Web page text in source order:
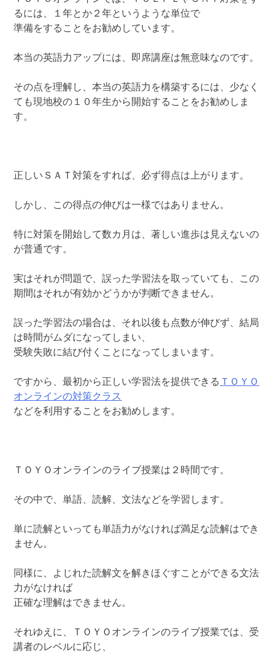
るには、１年とか２年というような単位で
準備をすることをお勧めしています。
本当の英語力アップには、即席講座は無意味なのです。
その点を理解し、本当の英語力を構築するには、少なく
ても現地校の１０年生から開始することをお勧めしま
す。
正しいＳＡＴ対策をすれば、必ず得点は上がります。
しかし、この得点の伸びは一様ではありません。
特に対策を開始して数カ月は、著しい進歩は見えないの
が普通です。
実はそれが問題で、誤った学習法を取っていても、この
期間はそれが有効かどうかが判断できません。
誤った学習法の場合は、それ以後も点数が伸びず、結局
は時間がムダになってしまい、
受験失敗に結び付くことになってしまいます。
ですから、最初から正しい学習法を提供できる ＴＯＹＯ
オンラインの対策クラス
などを利用することをお勧めします。
ＴＯＹＯオンラインのライブ授業は２時間です。
その中で、単語、読解、文法などを学習します。
単に読解といっても単語力がなければ満足な読解はでき
ません。
同様に、よじれた読解文を解きほぐすことができる文法
力がなければ
正確な理解はできません。
それゆえに、ＴＯＹＯオンラインのライブ授業では、受
講者のレベルに応じ、